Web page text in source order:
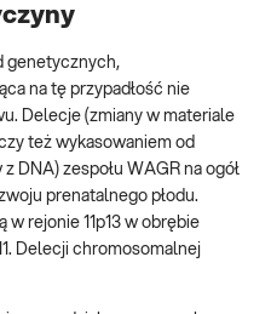
genetycznych,
na tę przypadłość nie
Delecje (zmiany w materiale
też wykasowaniem od
DNA) zespołu WAGR na ogół
prenatalnego płodu.
w rejonie 11p13 w obrębie
Delecji chromosomalnej